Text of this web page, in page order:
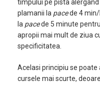
timpului pe pista
plamanii la pacede 4 min/
la pacede 5 minute
apropii mai mult de ziua
specificitatea.
Acelasi principiu se
cursele mai scurte,